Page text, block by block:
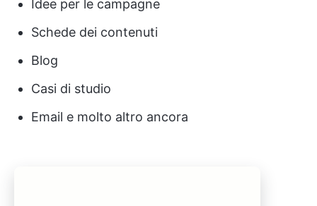
Idee per le campagne
Schede dei contenuti
Blog
Casi di studio
Email e molto altro ancora